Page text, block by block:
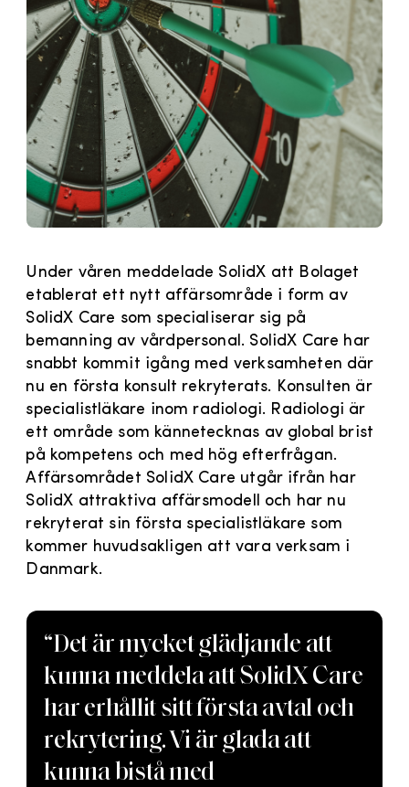
Under våren meddelade SolidX att Bolaget
etablerat ett nytt affärsområde i form av
SolidX Care som specialiserar sig på
bemanning av vårdpersonal. SolidX Care har
snabbt kommit igång med verksamheten där
nu en första konsult rekryterats. Konsulten är
specialistläkare inom radiologi. Radiologi är
ett område som kännetecknas av global brist
på kompetens och med hög efterfrågan.
Affärsområdet SolidX Care utgår ifrån har
SolidX attraktiva affärsmodell och har nu
rekryterat sin första specialistläkare som
kommer huvudsakligen att vara verksam i
Danmark.
“Det är mycket glädjande att
kunna meddela att SolidX Care
har erhållit sitt första avtal och
rekrytering. Vi är glada att
kunna bistå med